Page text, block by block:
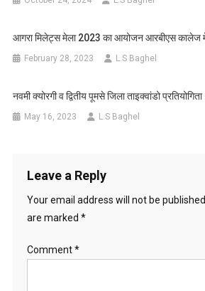
आगरा मिलेट्स मेला 2023 का आयोजन आरबीएस कालेज
February 28, 2023 L.S Baghel
नवमी क्योरगी व द्वितीय पूमसे जिला ताइक्वांडो
May 16, 2023 L.S Baghel
Leave a Reply
Your email address will not be published.
are marked *
Comment*